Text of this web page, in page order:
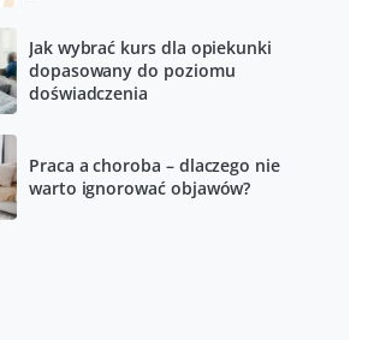
Jak wybrać kurs dla opiekunki
dopasowany do poziomu
doświadczenia
Praca a choroba – dlaczego nie
warto ignorować objawów?